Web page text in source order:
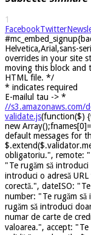
1
FacebookTwitter
Helvetica,Arial,sans-
overrides in your site
moving this block and
HTML file. */
* indicates required
E-mailul tau -> *
//s3.amazonaws.com/
validate.js(function($)
new
default messages for
obligatoriu.", remote:
"Te rugăm să
introduci o adresă
corectă.", dateISO:
number: "Te rugăm
rugăm să introduci
numar de carte de
valoarea.", accept: